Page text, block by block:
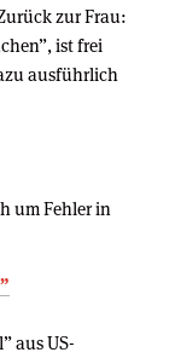
zur Frau:
ist frei
ausführlich
um Fehler in
aus US-